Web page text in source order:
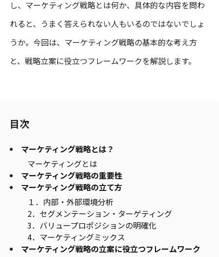
し、マーケティング戦略とは何か、具体的な内容を問わ
れると、うまく答えられない人もいるのではないでしょ
うか。今回は、マーケティング戦略の基本的な考え方
と、戦略立案に役立つフレームワークを解説します。
目次
マーケティング戦略とは？
マーケティングとは
マーケティング戦略の重要性
マーケティング戦略の立て方
１．内部・外部環境分析
2．セグメンテーション・ターゲティング
3．バリュープロポジションの明確化
4．マーケティングミックス
マーケティング戦略の立案に役立つフレームワーク